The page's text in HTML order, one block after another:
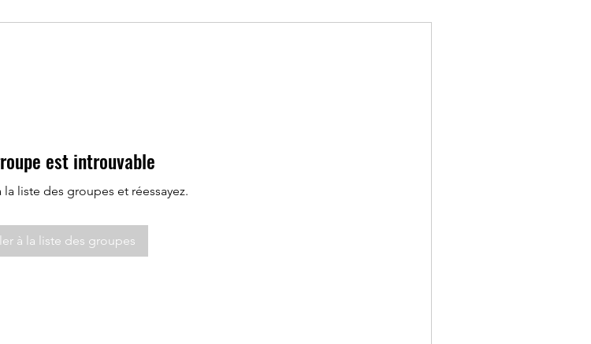
est introuvable
la liste des groupes et réessayez.
à la liste des groupes